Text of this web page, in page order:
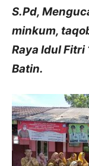
S.Pd,
minkum,
Raya Idul Fitri
Batin.